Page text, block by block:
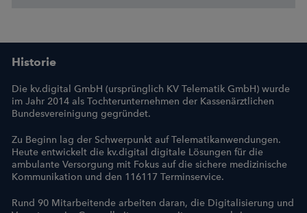
Historie
Die kv.digital GmbH (ursprünglich KV Telematik GmbH) wurde
im Jahr 2014 als Tochterunternehmen der Kassenärztlichen
Bundesvereinigung gegründet.
Zu Beginn lag der Schwerpunkt auf Telematikanwendungen.
Heute entwickelt die kv.digital digitale Lösungen für die
ambulante Versorgung mit Fokus auf die sichere medizinische
Kommunikation und den 116117 Terminservice.
Rund 90 Mitarbeitende arbeiten daran, die Digitalisierung und